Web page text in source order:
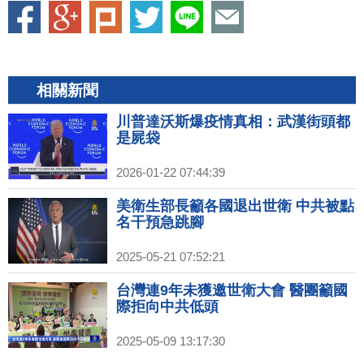
相關新聞
川普達沃斯爆疫情真相：武漢街頭都
是屍袋
2026-01-22 07:44:39
美衛生部長籲各國退出世衛 中共被點
名干預急跳腳
2025-05-21 07:52:21
台灣連9年未獲邀世衛大會 醫團籲國
際拒向中共低頭
2025-05-09 13:17:30